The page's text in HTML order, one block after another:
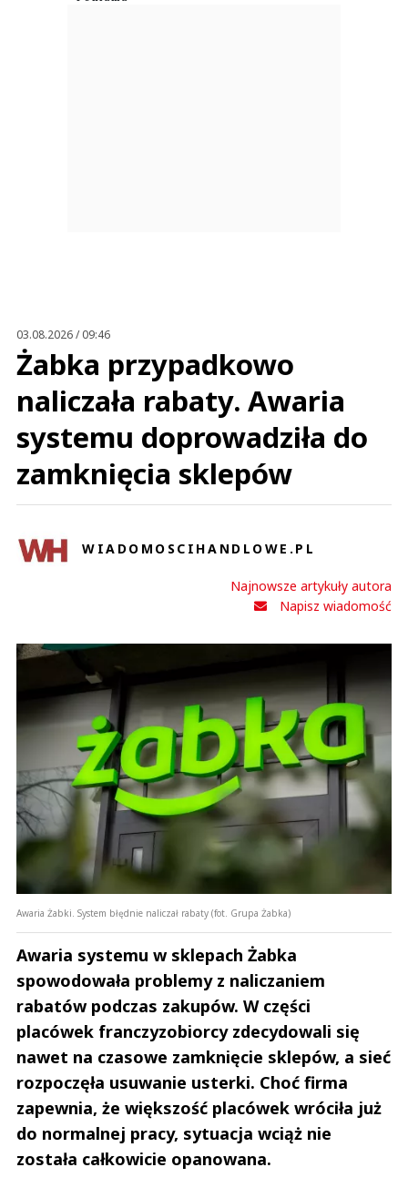
03.08.2026 / 09:46
Żabka przypadkowo
naliczała rabaty. Awaria
systemu doprowadziła do
zamknięcia sklepów
WIADOMOSCIHANDLOWE.PL
Najnowsze artykuły autora
Napisz wiadomość
Awaria Żabki. System błędnie naliczał rabaty (fot. Grupa Żabka)
Awaria systemu w sklepach Żabka
spowodowała problemy z naliczaniem
rabatów podczas zakupów. W części
placówek franczyzobiorcy zdecydowali się
nawet na czasowe zamknięcie sklepów, a sieć
rozpoczęła usuwanie usterki. Choć firma
zapewnia, że większość placówek wróciła już
do normalnej pracy, sytuacja wciąż nie
została całkowicie opanowana.